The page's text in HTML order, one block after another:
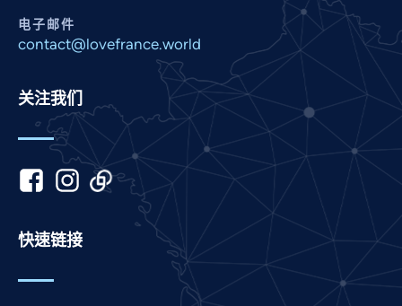
电子邮件
contact@lovefrance.world
关注我们
快速链接
Japanese
Kannada
Khmer
Malay
Marathi